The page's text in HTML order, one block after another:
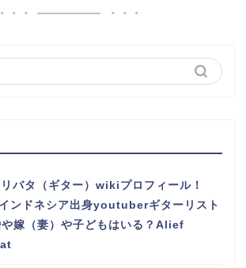
バタ（ギター）wikiプロフィール！
ンドネシア出身youtuberギターリスト
嫁（妻）や子どもはいる？Alief